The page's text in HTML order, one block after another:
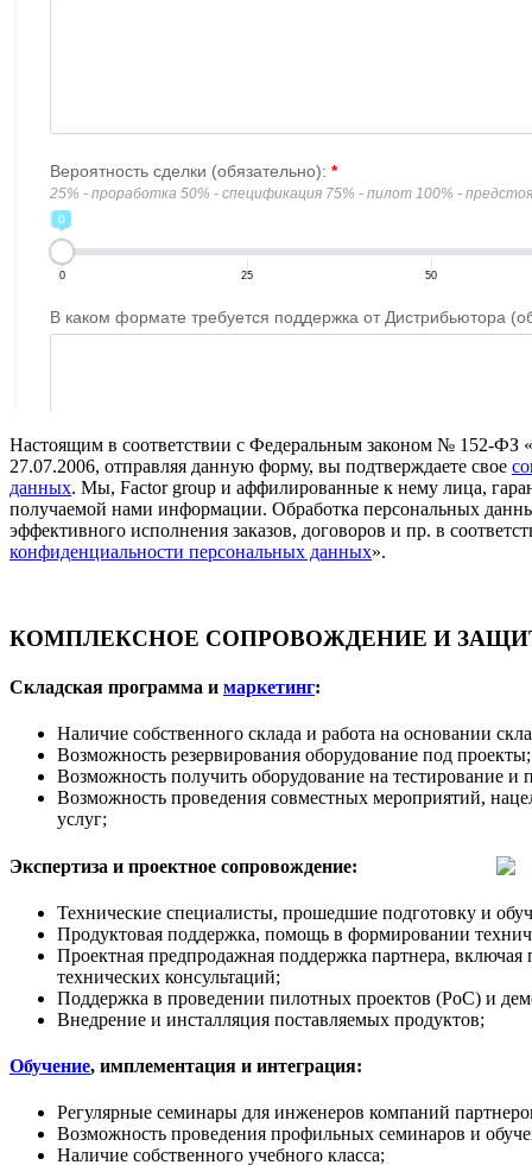
Настоящим в соответствии с Федеральным законом № 152-ФЗ
27.07.2006, отправляя данную форму, вы подтверждаете свое
данных. Мы, Factor group и аффилированные к нему лица,
получаемой нами информации. Обработка персональных
эффективного исполнения заказов, договоров и пр. в
конфиденциальности персональных данных».
КОМПЛЕКСНОЕ СОПРОВОЖДЕНИЕ И
Складская программа и маркетинг:
Наличие собственного склада и работа на основании
Возможность резервирования оборудование под проекты;
Возможность получить оборудование на тестирование и
Возможность проведения совместных мероприятий,
услуг;
Экспертиза и проектное сопровождение:
Технические специалисты, прошедшие подготовку и
Продуктовая поддержка, помощь в формировании
Проектная предпродажная поддержка партнера, включая
технических консультаций;
Поддержка в проведении пилотных проектов (PoC) и
Внедрение и инсталляция поставляемых продуктов;
Обучение, имплементация и интеграция:
Регулярные семинары для инженеров компаний
Возможность проведения профильных семинаров и
Наличие собственного учебного класса;